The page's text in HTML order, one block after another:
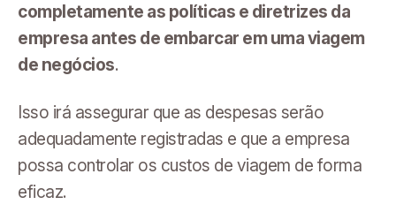
completamente as políticas e diretrizes da
empresa antes de embarcar em uma viagem
de negócios.
Isso irá assegurar que as despesas serão
adequadamente registradas e que a empresa
possa controlar os custos de viagem de forma
eficaz.